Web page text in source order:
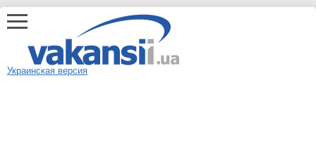
Украинская версия